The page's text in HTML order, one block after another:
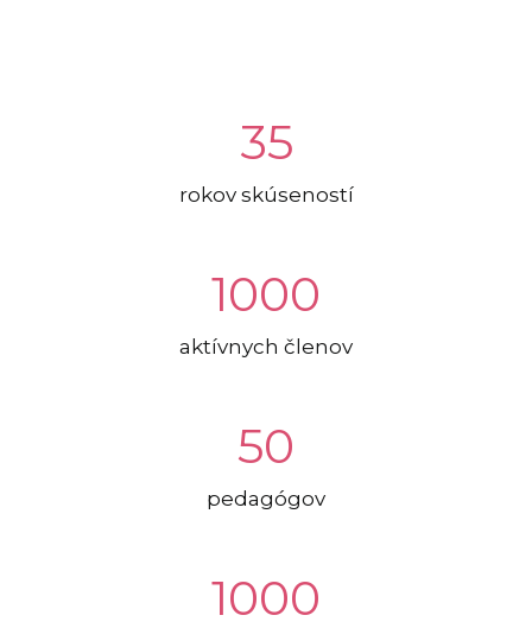
35
rokov skúseností
1000
aktívnych členov
50
pedagógov
1000